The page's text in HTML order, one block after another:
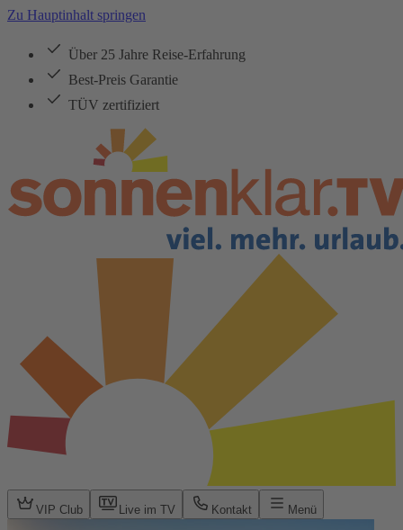
Zu Hauptinhalt springen
Über 25 Jahre Reise-Erfahrung
Best-Preis Garantie
TÜV zertifiziert
VIP Club Live im TV Kontakt Menü